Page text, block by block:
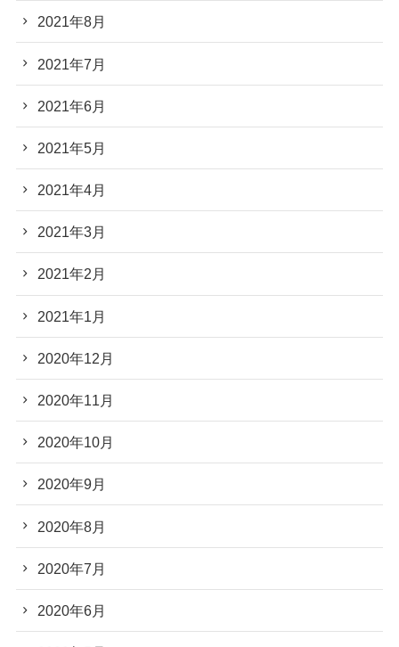
2021年8月
2021年7月
2021年6月
2021年5月
2021年4月
2021年3月
2021年2月
2021年1月
2020年12月
2020年11月
2020年10月
2020年9月
2020年8月
2020年7月
2020年6月